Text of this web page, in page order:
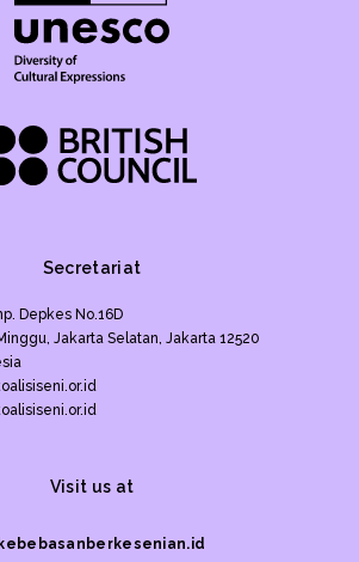
Secretariat
Depkes No.16D
Jakarta Selatan, Jakarta 12520
Visit us at
kebebasanberkesenian.id